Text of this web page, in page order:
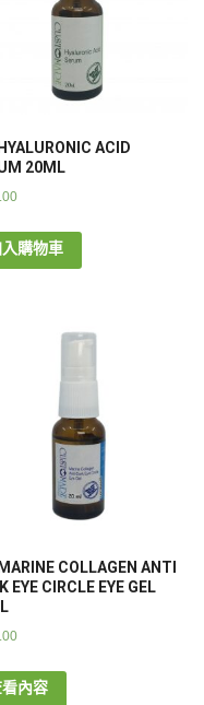
ACID
20ML
購物車
COLLAGEN ANTI
EYE CIRCLE EYE GEL
內容